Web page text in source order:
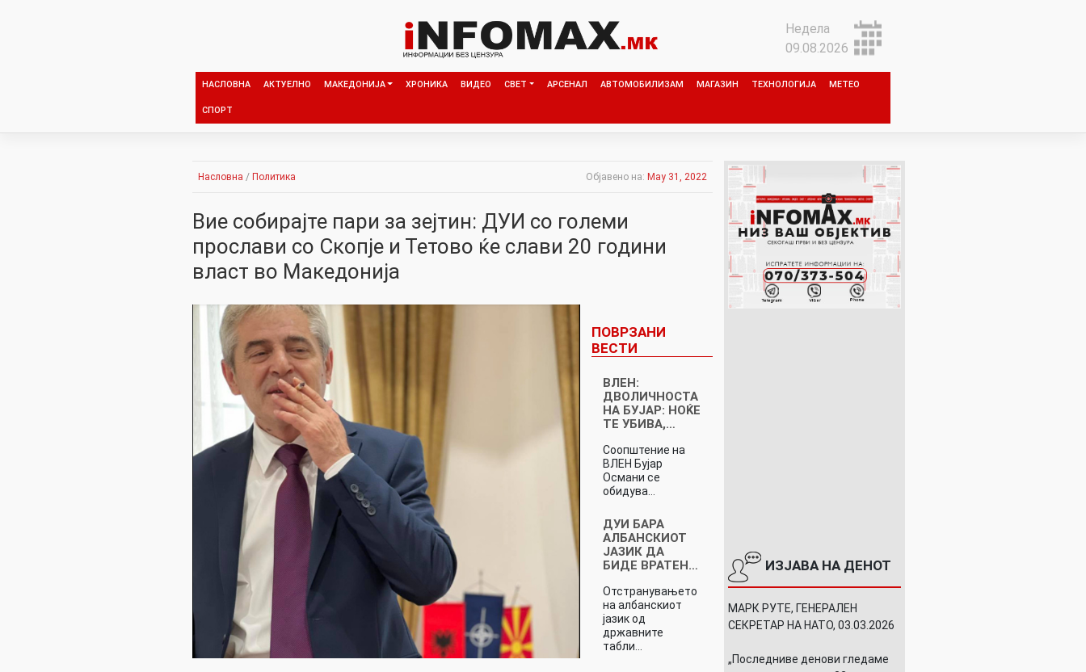
Недела
09.08.2026
НАСЛОВНА АКТУЕЛНО МАКЕДОНИЈА ХРОНИКА ВИДЕО СВЕТ АРСЕНАЛ АВТОМОБИЛИЗАМ МАГАЗИН ТЕХНОЛОГИЈА МЕТЕО
СПОРТ
Насловна / Политика Објавено на: May 31, 2022
Вие собирајте пари за зејтин: ДУИ со големи
прослави со Скопје и Тетово ќе слави 20 години
власт во Македонија
ПОВРЗАНИ
ВЕСТИ
ВЛЕН:
ДВОЛИЧНОСТА
НА БУЈАР: НОЌЕ
ТЕ УБИВА,…
Соопштение на
ВЛЕН Бујар
Османи се
обидува…
ДУИ БАРА
АЛБАНСКИОТ
ЈАЗИК ДА
БИДЕ ВРАТЕН…
Отстранувањето
на албанскиот
јазик од
државните
табли…
ИЗЈАВА НА ДЕНОТ
МАРК РУТЕ, ГЕНЕРАЛЕН
СЕКРЕТАР НА НАТО, 03.03.2026
„Последниве денови гледаме